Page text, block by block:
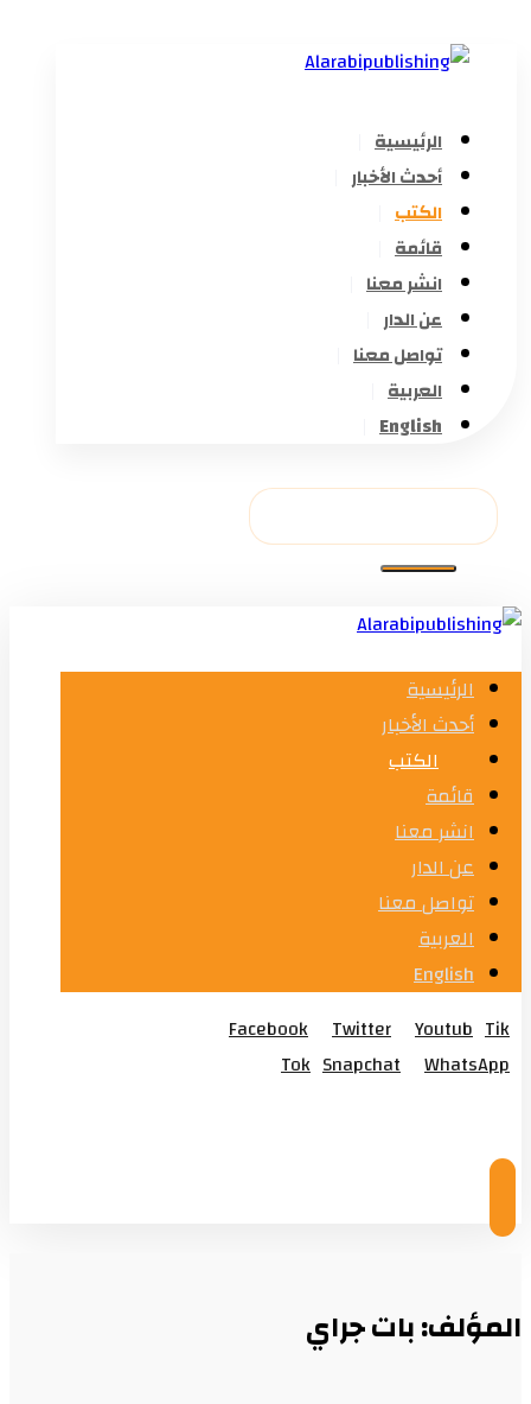
الرئيسية
أحدث الأخبار
الكتب
قائمة
انشر معنا
عن الدار
تواصل معنا
العربية
English
الرئيسية
أحدث الأخبار
الكتب
قائمة
انشر معنا
عن الدار
تواصل معنا
العربية
English
Facebook
Twitter Youtub Tik
Tok Snapchat
WhatsApp
المؤلف: بات جراي